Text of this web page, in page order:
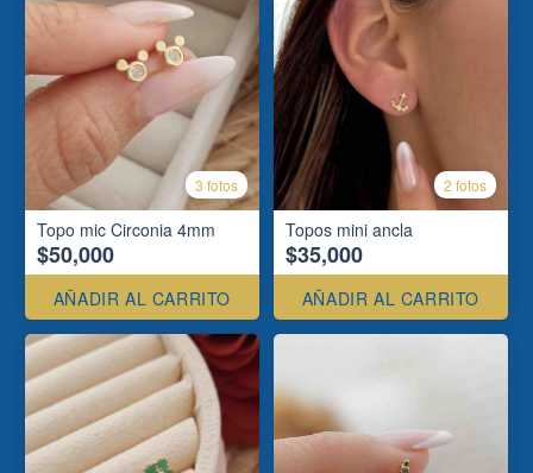
3 fotos
Topo mic Circonia 4mm
$50,000
AÑADIR AL CARRITO
2 fotos
Topos mini ancla
$35,000
AÑADIR AL CARRITO